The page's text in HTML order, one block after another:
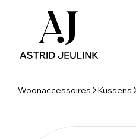
Woonaccessoires Kussens